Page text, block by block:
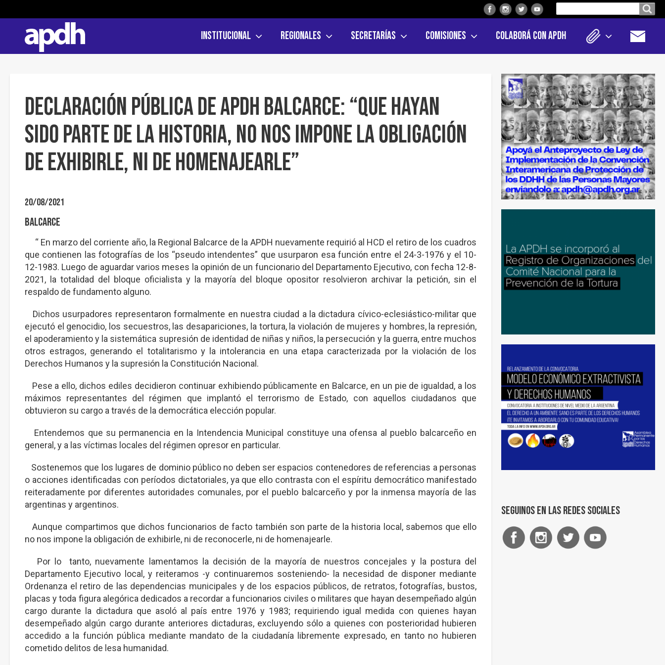
el
sitio
Institucional Regionales Secretarías Comisiones Colaborá con APDH
Declaración Pública de APDH Balcarce: “Que hayan
sido parte de la historia, no nos impone la obligación
de exhibirle, ni de homenajearle”
20/08/2021
Balcarce
“ En marzo del corriente año, la Regional Balcarce de la APDH nuevamente requirió al HCD el retiro de los cuadros
que contienen las fotografías de los “pseudo intendentes” que usurparon esa función entre el 24-3-1976 y el 10-
12-1983. Luego de aguardar varios meses la opinión de un funcionario del Departamento Ejecutivo, con fecha 12-8-
2021, la totalidad del bloque oficialista y la mayoría del bloque opositor resolvieron archivar la petición, sin el
respaldo de fundamento alguno.
Dichos usurpadores representaron formalmente en nuestra ciudad a la dictadura cívico-eclesiástico-militar que
ejecutó el genocidio, los secuestros, las desapariciones, la tortura, la violación de mujeres y hombres, la represión,
el apoderamiento y la sistemática supresión de identidad de niñas y niños, la persecución y la guerra, entre muchos
otros estragos, generando el totalitarismo y la intolerancia en una etapa caracterizada por la violación de los
Derechos Humanos y la supresión la Constitución Nacional.
Pese a ello, dichos ediles decidieron continuar exhibiendo públicamente en Balcarce, en un pie de igualdad, a los
máximos representantes del régimen que implantó el terrorismo de Estado, con aquellos ciudadanos que
obtuvieron su cargo a través de la democrática elección popular.
Entendemos que su permanencia en la Intendencia Municipal constituye una ofensa al pueblo balcarceño en
general, y a las víctimas locales del régimen opresor en particular.
Sostenemos que los lugares de dominio público no deben ser espacios contenedores de referencias a personas
o acciones identificadas con períodos dictatoriales, ya que ello contrasta con el espíritu democrático manifestado
reiteradamente por diferentes autoridades comunales, por el pueblo balcarceño y por la inmensa mayoría de las
argentinas y argentinos.
Aunque compartimos que dichos funcionarios de facto también son parte de la historia local, sabemos que ello
no nos impone la obligación de exhibirle, ni de reconocerle, ni de homenajearle.
Por lo tanto, nuevamente lamentamos la decisión de la mayoría de nuestros concejales y la postura del
Departamento Ejecutivo local, y reiteramos -y continuaremos sosteniendo- la necesidad de disponer mediante
Ordenanza el retiro de las dependencias municipales y de los espacios públicos, de retratos, fotografías, bustos,
placas y toda figura alegórica dedicados a recordar a funcionarios civiles o militares que hayan desempeñado algún
cargo durante la dictadura que asoló al país entre 1976 y 1983; requiriendo igual medida con quienes hayan
desempeñado algún cargo durante anteriores dictaduras, excluyendo sólo a quienes con posterioridad hubieren
accedido a la función pública mediante mandato de la ciudadanía libremente expresado, en tanto no hubieren
cometido delitos de lesa humanidad.
Seguinos en las redes sociales